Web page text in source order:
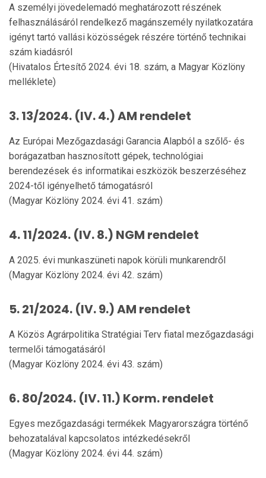
A személyi jövedelemadó meghatározott részének
felhasználásáról rendelkező magánszemély nyilatkozatára
igényt tartó vallási közösségek részére történő technikai
szám kiadásról
(Hivatalos Értesítő 2024. évi 18. szám, a Magyar Közlöny
melléklete)
3. 13/2024. (IV. 4.) AM rendelet
Az Európai Mezőgazdasági Garancia Alapból a szőlő- és
borágazatban hasznosított gépek, technológiai
berendezések és informatikai eszközök beszerzéséhez
2024-től igényelhető támogatásról
(Magyar Közlöny 2024. évi 41. szám)
4. 11/2024. (IV. 8.) NGM rendelet
A 2025. évi munkaszüneti napok körüli munkarendről
(Magyar Közlöny 2024. évi 42. szám)
5. 21/2024. (IV. 9.) AM rendelet
A Közös Agrárpolitika Stratégiai Terv fiatal mezőgazdasági
termelői támogatásáról
(Magyar Közlöny 2024. évi 43. szám)
6. 80/2024. (IV. 11.) Korm. rendelet
Egyes mezőgazdasági termékek Magyarországra történő
behozatalával kapcsolatos intézkedésekről
(Magyar Közlöny 2024. évi 44. szám)